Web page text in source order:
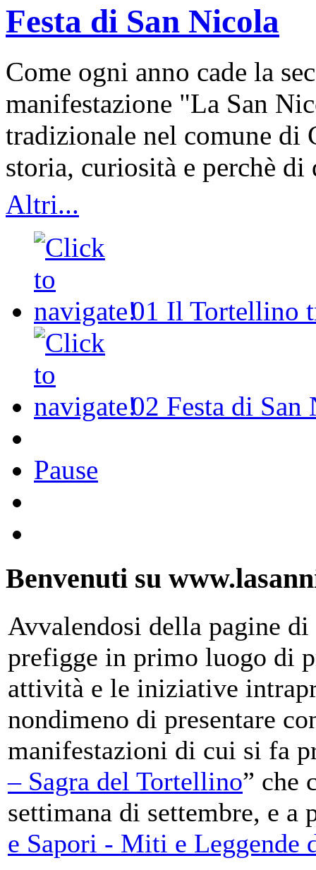
Festa di San Nicola
Come ogni anno cade la
manifestazione "La San
tradizionale nel comune di
storia, curiosità e perchè
Altri...
01 Il Tortellino
02 Festa di San
Pause
Benvenuti su
Avvalendosi della pagine
prefigge in primo luogo di
attività e le iniziative
nondimeno di presentare
manifestazioni di cui si fa
– Sagra del Tortellino” che
settimana di settembre, e a
e Sapori - Miti e Leggende